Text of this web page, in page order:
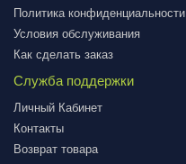
Политика конфиденциальности
Условия обслуживания
Как сделать заказ
Служба поддержки
Личный Кабинет
Контакты
Возврат товара